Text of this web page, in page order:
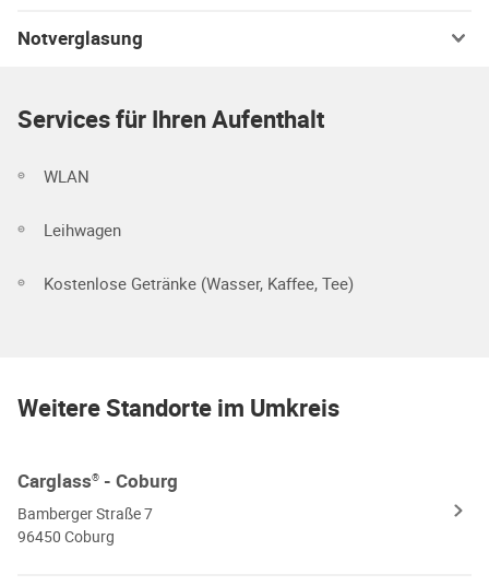
Notverglasung
Services für Ihren Aufenthalt
WLAN
Leihwagen
Kostenlose Getränke (Wasser, Kaffee, Tee)
Weitere Standorte im Umkreis
Carglass® - Coburg
Bamberger Straße 7
96450 Coburg